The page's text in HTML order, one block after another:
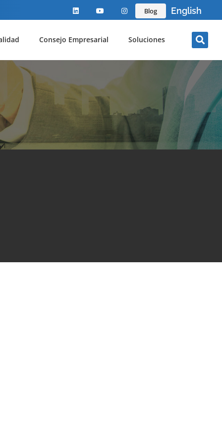
Blog English
Consejo Empresarial Soluciones